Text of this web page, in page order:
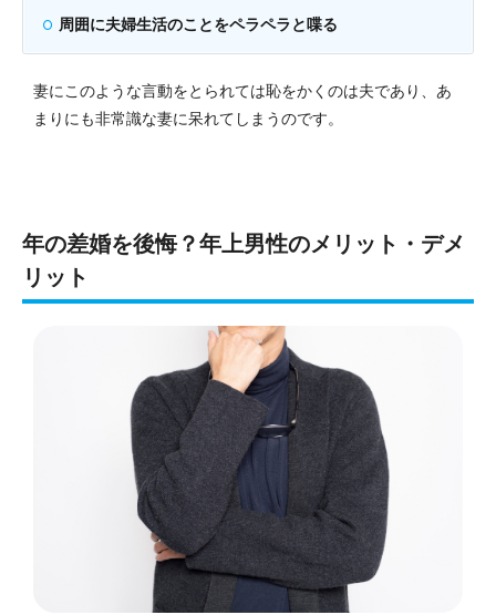
周囲に夫婦生活のことをペラペラと喋る
妻にこのような言動をとられては恥をかくのは夫であり、あ
まりにも非常識な妻に呆れてしまうのです。
年の差婚を後悔？年上男性のメリット・デメ
リット